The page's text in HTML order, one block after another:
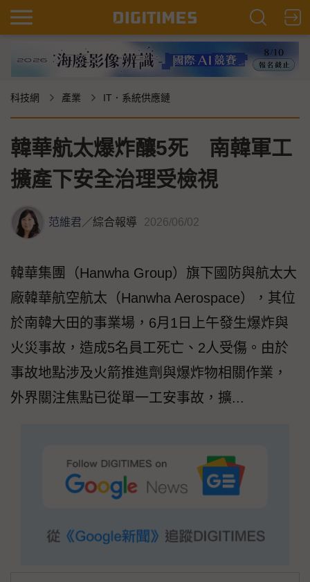
科技網 產業 IT．系統供應鏈
韓華航太爆炸釀5死 南韓軍工
擴產下安全治理受檢視
范維君／綜合報導 2026/06/02
韓華集團（Hanwha Group）旗下國防與航太大
廠韓華航空航太（Hanwha Aerospace），其位
於南韓大田的事業場，6月1日上午發生爆炸與
火災事故，造成5名員工死亡、2人受傷。由於
事故地點涉及火箭推進劑與爆炸物相關作業，
外界關注焦點已從單一工安事故，擴...